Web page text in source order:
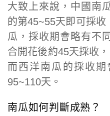
大致上來說，中國南
的第45~55天即可採
瓜，採收期會略有不
合開花後約45天採收
而西洋南瓜的採收
95~110天。
南瓜如何判斷成熟？